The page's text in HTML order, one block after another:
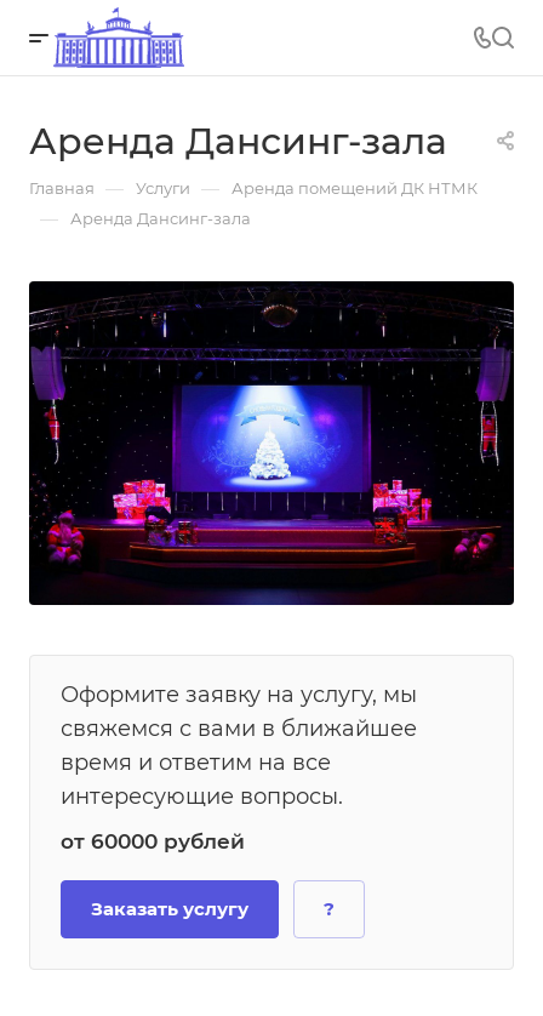
Аренда Дансинг-зала
Главная — Услуги — Аренда помещений ДК НТМК
— Аренда Дансинг-зала
Оформите заявку на услугу, мы
свяжемся с вами в ближайшее
время и ответим на все
интересующие вопросы.
от 60000 рублей
Заказать услугу ?